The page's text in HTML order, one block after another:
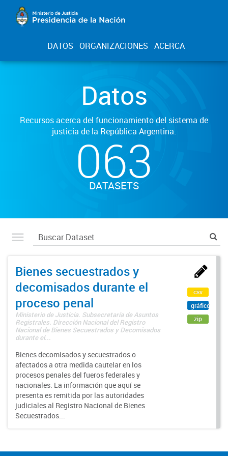
DATOS ORGANIZACIONES ACERCA
Datos
Recursos acerca del funcionamiento del sistema de
justicia de la República Argentina.
063
DATASETS
Bienes secuestrados y
decomisados durante el
proceso penal
Ministerio de Justicia. Subsecretaría de Asuntos
Registrales. Dirección Nacional del Registro
Nacional de Bienes Secuestrados y Decomisados
durante el...
Bienes decomisados y secuestrados o
afectados a otra medida cautelar en los
procesos penales del fueros federales y
nacionales. La información que aquí se
presenta es remitida por las autoridades
judiciales al Registro Nacional de Bienes
Secuestrados...
csv
gráfico
zip